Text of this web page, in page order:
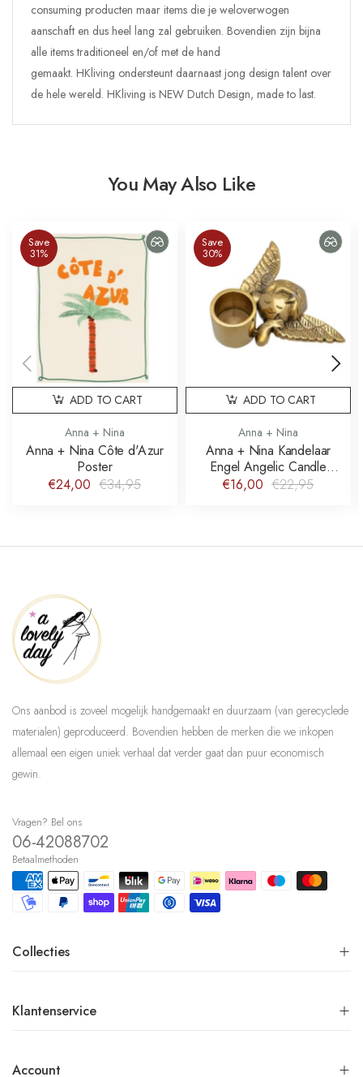
consuming producten maar items die je weloverwogen
aanschaft en dus heel lang zal gebruiken. Bovendien zijn bijna
alle items traditioneel en/of met de hand
gemaakt. HKliving ondersteunt daarnaast jong design talent over
de hele wereld. HKliving is NEW Dutch Design, made to last.
You May Also Like
Save
31%
Anna + Nina
Anna + Nina Côte d'Azur
Poster
€24,00 €34,95
ADD TO CART
Save
30%
Anna + Nina
Anna + Nina Kandelaar
Engel Angelic Candle
Holder
€16,00 €22,95
ADD TO CART
Ons aanbod is zoveel mogelijk handgemaakt en duurzaam (van gerecyclede
materialen) geproduceerd. Bovendien hebben de merken die we inkopen
allemaal een eigen uniek verhaal dat verder gaat dan puur economisch
gewin.
Vragen? Bel ons
06-42088702
Betaalmethoden
Collecties
Klantenservice
Account